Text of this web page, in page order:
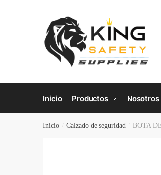
Inicio Productos Nosotros
Inicio Calzado de seguridad BOTA